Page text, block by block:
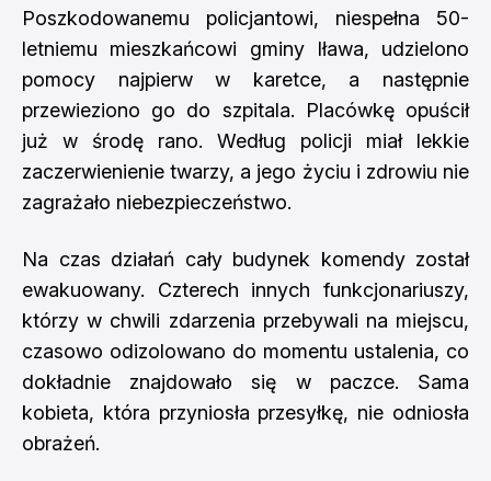
Poszkodowanemu policjantowi, niespełna 50-
letniemu mieszkańcowi gminy Iława, udzielono
pomocy najpierw w karetce, a następnie
przewieziono go do szpitala. Placówkę opuścił
już w środę rano. Według policji miał lekkie
zaczerwienienie twarzy, a jego życiu i zdrowiu nie
zagrażało niebezpieczeństwo.
Na czas działań cały budynek komendy został
ewakuowany. Czterech innych funkcjonariuszy,
którzy w chwili zdarzenia przebywali na miejscu,
czasowo odizolowano do momentu ustalenia, co
dokładnie znajdowało się w paczce. Sama
kobieta, która przyniosła przesyłkę, nie odniosła
obrażeń.